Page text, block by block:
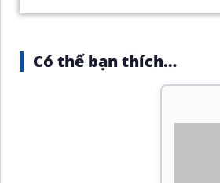
Có thể bạn thích…